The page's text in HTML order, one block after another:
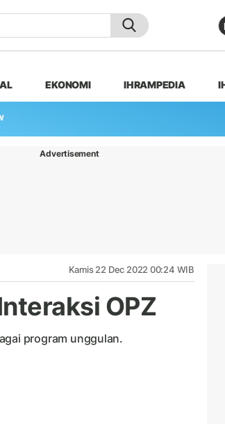
EKONOMI IHRAMPEDIA
Advertisement
Kamis 22 Dec 2022 00:24 WIB
OPZ
program unggulan.